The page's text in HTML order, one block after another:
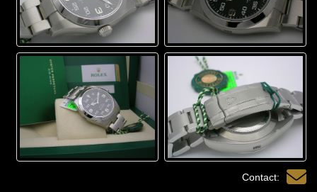
Contact: